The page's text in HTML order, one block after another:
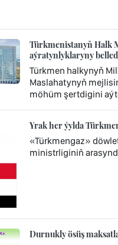
Türkmenistanyň Halk
aýratynlyklaryny
Türkmen halkynyň
Maslahatynyň
möhüm şertdigini
Yrak her ýylda
«Türkmengaz»
ministrliginiň
Durnukly ösüş